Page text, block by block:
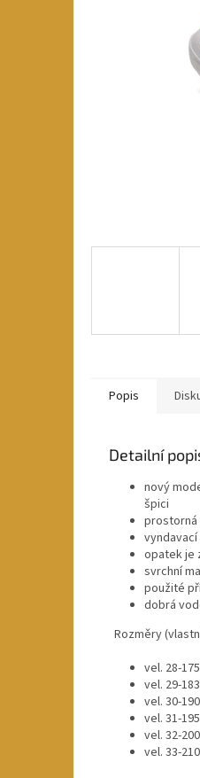
Popis
Detailní
nový
špici
opatek je
svrchní
použité
dobrá
Rozměry
vel. 28-
vel. 29-
vel. 30-
vel. 31-
vel. 32-
vel. 33-